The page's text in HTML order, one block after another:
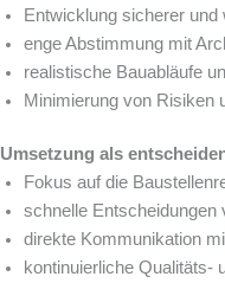
Entwicklung sicherer
enge Abstimmung mit
realistische Bauabläufe
Minimierung von Risiken
Umsetzung als
Fokus auf die
schnelle Entscheidungen
direkte Kommunikation
kontinuierliche Qualitäts-